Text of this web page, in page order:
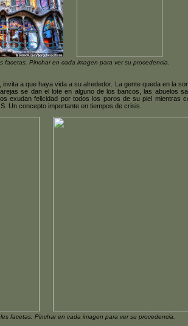
facetas. Pinchar en cada imagen para ver su procedencia.
a que haya vida a su alrededor. La gente queda en la
se dan el lote en alguno de los bancos, las abuelos
exudan felicidad por todos los poros de su piel mientras
Un concepto importante en tiempos de crisis.
facetas. Pinchar en cada imagen para ver su procedencia.